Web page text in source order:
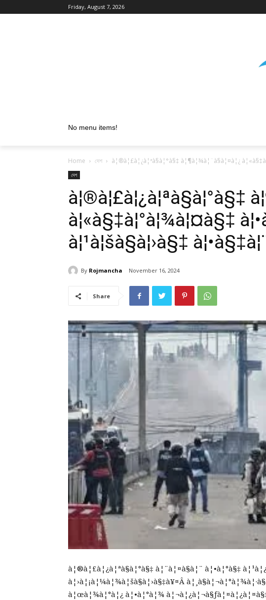
Friday, August 7, 2026
No menu items!
Home দেশ à¦®à¦£à¦¿à¦ªà§à¦°à§‡ à¦¶à¦¾à¦¨à§à¦¤à¦¿
দেশ
à¦®à¦£à¦¿à¦ªà§à¦°à§‡
à¦«à§‡à¦°à¦¾à¦¤à§‡
à¦¹à¦šà§à¦›à§‡
By Rojmancha November 16, 2024
Share
à¦®à¦£à¦¿à¦ªà§à¦°à§‡ à¦¨à¦¤à§à¦¨ à¦•à¦°à§‡
à¦›à¦¡à¦¼à¦¾à¦šà§à¦›à§‡à¥¤Â
à¦œà¦¾à¦°à¦¿ à¦•à¦°à¦¾